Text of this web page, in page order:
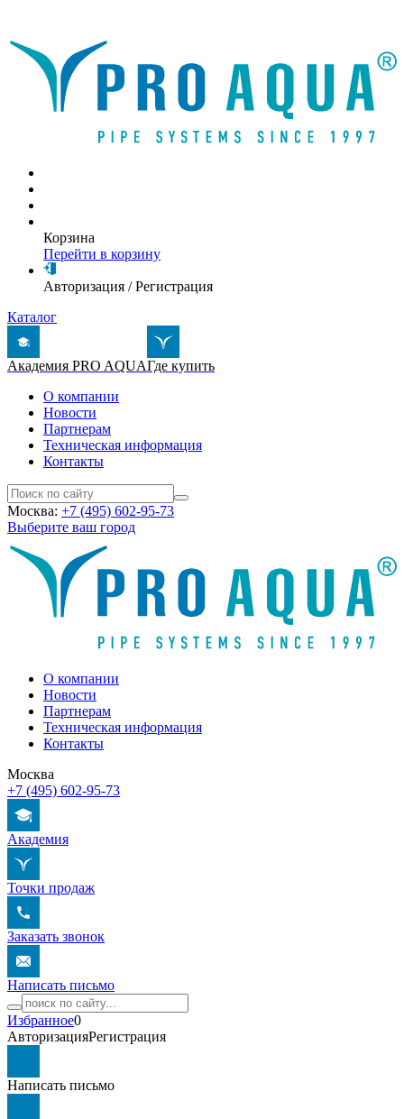
Корзина
Перейти в корзину
Авторизация /Регистрация
Каталог
Академия PRO AQUAГде купить
О компании
Новости
Партнерам
Техническая информация
Контакты
Москва: +7 (495) 602-95-73
Выберите ваш город
О компании
Новости
Партнерам
Техническая информация
Контакты
Москва
+7 (495) 602-95-73
Академия
Точки продаж
Заказать звонок
Написать письмо
Избранное0
АвторизацияРегистрация
Написать письмо